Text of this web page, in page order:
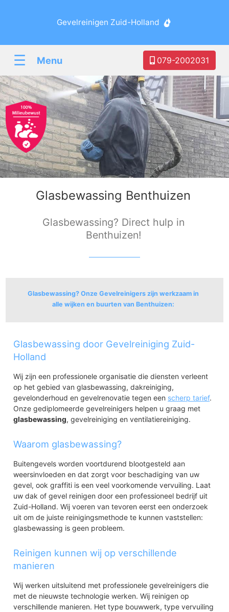
Gevelreinigen Zuid-Holland
☰ Menu 079-2002031
Glasbewassing Benthuizen
Glasbewassing? Direct hulp in
Benthuizen!
Glasbewassing? Onze Gevelreinigers zijn werkzaam in
alle wijken en buurten van Benthuizen:
Noordpolder
Benthuizen Dorp-West
Bentwoud
Glasbewassing door Gevelreiniging Zuid-
Holland
Wij zijn een professionele organisatie die diensten verleent
op het gebied van glasbewassing, dakreiniging,
gevelonderhoud en gevelrenovatie tegen een scherp tarief.
Onze gediplomeerde gevelreinigers helpen u graag met
glasbewassing, gevelreiniging en ventilatiereiniging.
Waarom glasbewassing?
Buitengevels worden voortdurend blootgesteld aan
weersinvloeden en dat zorgt voor beschadiging van uw
gevel, ook graffiti is een veel voorkomende vervuiling. Laat
uw dak of gevel reinigen door een professioneel bedrijf uit
Zuid-Holland. Wij voeren van tevoren eerst een onderzoek
uit om de juiste reinigingsmethode te kunnen vaststellen:
glasbewassing is geen probleem.
Reinigen kunnen wij op verschillende
manieren
Wij werken uitsluitend met professionele gevelreinigers die
met de nieuwste technologie werken. Wij reinigen op
verschillende manieren. Het type bouwwerk, type vervuiling